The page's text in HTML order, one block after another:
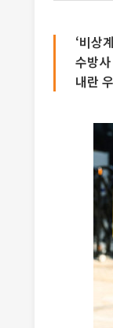
‘비상
수방
내란